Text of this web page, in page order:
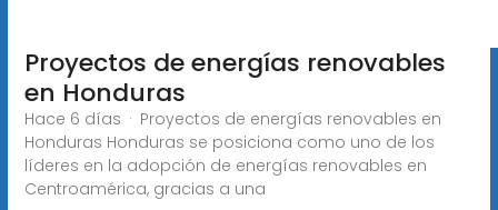
Proyectos de energías renovables
en Honduras
Hace 6 días · Proyectos de energías renovables en
Honduras Honduras se posiciona como uno de los
líderes en la adopción de energías renovables en
Centroamérica, gracias a una